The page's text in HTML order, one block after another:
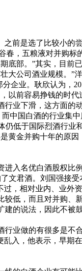
前是选了比较小的
春，五粮液对并购标
底部。”其实，目前
大公司酒业规模。”
企业。耿欣认为，
以前容易挣钱的时
业下滑，这方面的
中国白酒的行业集中
仍低于国际烈酒行业
黄金并购十年的原
入名优白酒股权比
文君酒。刘国强接受
，相对业内、业外
低，而且对并购、
的说法，因此不被
业做的有很多是不
入，他表示，早期